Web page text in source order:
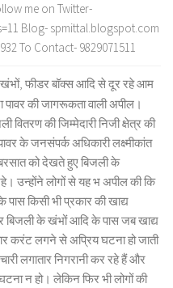
me on Twitter-
Blog- spmittal.blogspot.com
To Contact- 9829071511
खंभों, फीडर बॉक्स आदि से दूर रहे आम
की जागरूकता वाली अपील।
की जिम्मेदारी निजी क्षेत्र की
के जनसंपर्क अधिकारी लक्ष्मीकांत
को देखते हुए बिजली के
उन्होंने लोगों से यह भ अपील की कि
किसी भी प्रकार की खाद्य
बिजली के खंभों आदि के पास जब खाद्य
करंट लगने से अप्रिय घटना हो जाती
लगातार निगरानी कर रहे हैं और
न हो। लेकिन फिर भी लोगों की